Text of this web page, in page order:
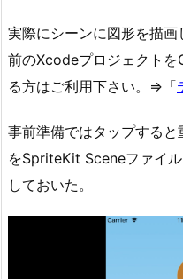
実際にシーンに図形を描画
前のXcodeプロジェクト
る方はご利用下さい。⇒「
事前準備ではタップする
をSpriteKit Sceneファイ
しておいた。